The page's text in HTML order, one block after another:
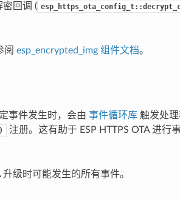
回调 (
阅 esp_encrypted_img 组件文档。
事件发生时，会由 事件循环库触发处理
注册。这有助于 ESP HTTPS OTA 进行
级时可能发生的所有事件。